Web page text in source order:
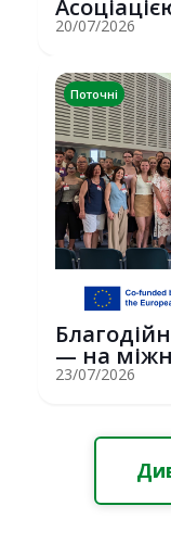
потужну о...
20/07/2026
Поточні
— на
Erasmus+ у
23/07/2026